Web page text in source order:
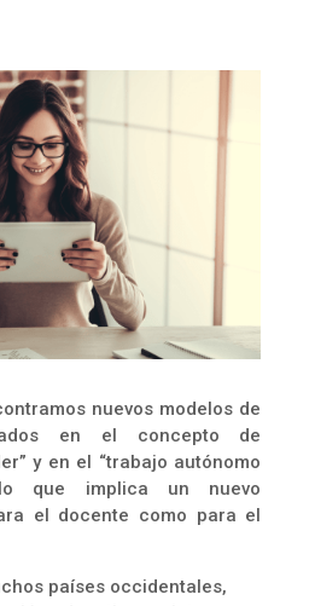
nuevos modelos de
en el concepto de
y en el “trabajo autónomo
que implica un nuevo
el docente como para el
países occidentales,